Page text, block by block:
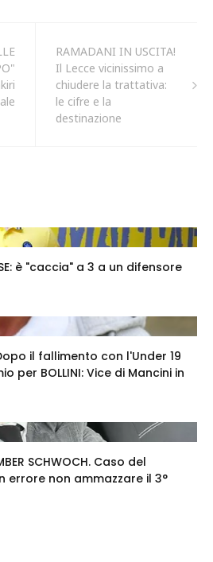
RAMADANI IN USCITA!
Il Lecce vicinissimo a
chiudere la trattativa:
le cifre e la
destinazione
è "caccia" a 3 a un difensore
Dopo il fallimento con l'Under 19
per BOLLINI: Vice di Mancini in
SCHWOCH. Caso del
errore non ammazzare il 3°